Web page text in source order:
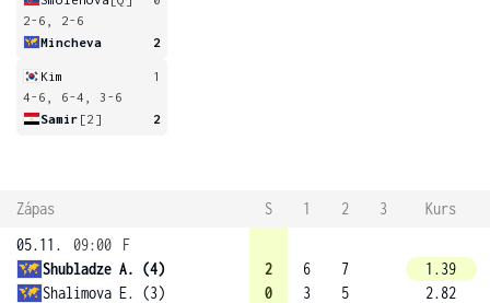
2-6, 2-6
Mincheva
2
Kim
1
4-6, 6-4, 3-6
Samir [2] 2
Zápas S 1 2 3
Kurs
05.11.
09:00
F
Shubladze A. (4)
Shalimova E. (3)
2
0
6
3
7
5
1.39
2.82